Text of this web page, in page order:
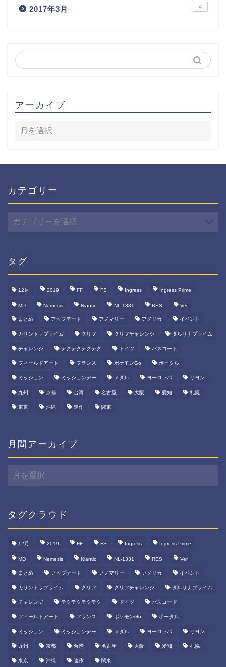
2017年3月 4
アーカイブ
カテゴリー
テ
ー
タグ
12月 2019 FF FS Ingress Ingress Prime
MD Nemesis Niantic NL-1331 RES Ver
まとめ アップデート アノマリー アメリカ イベント
カサンドラプライム グリフ グリフチャレンジ ダルサナプライム
チャレンジ テクテクテクテク ドイツ パスコード
フィールドアート フランス ポケモンGo ポータル
ミッション ミッションデー メダル ヨーロッパ リヨン
九州 京都 台湾 名古屋 大阪 愛知 札幌
東京 沖縄 連作 関東
月間アーカイブ
間
カ
タグクラウド
12月 2019 FF FS Ingress Ingress Prime
MD Nemesis Niantic NL-1331 RES Ver
まとめ アップデート アノマリー アメリカ イベント
カサンドラプライム グリフ グリフチャレンジ ダルサナプライム
チャレンジ テクテクテクテク ドイツ パスコード
フィールドアート フランス ポケモンGo ポータル
ミッション ミッションデー メダル ヨーロッパ リヨン
九州 京都 台湾 名古屋 大阪 愛知 札幌
東京 沖縄 連作 関東